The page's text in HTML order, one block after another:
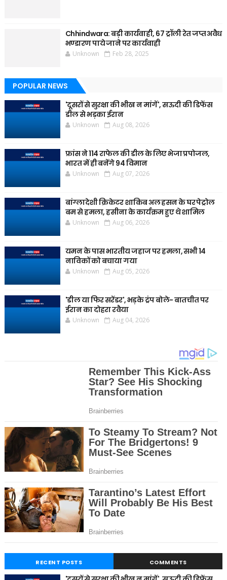
Chhindwara: बड़ी कार्यवाही, 67 ट्रॉली रेत जप्त अवैध
भण्डारण पाये जाने पर कार्यवाही
Unknown Feb 28, 2025
POPULAR NEWS
'दूसरों से सुरक्षा की भीख न मांगें', सऊदी की डिफेंस
डील से भड़का ईरान
Unknown Aug 08, 2026
फ्रांस ने 114 राफेल की डील के लिए भेजा प्रपोजल,
भारत में ही बनेंगे 94 विमान
Unknown Aug 07, 2026
बांग्लादेशी क्रिकेटर शाकिब अल हसन के घर पेट्रोल
बम से हमला, हसीना के कार्यक्रम हुए थे शामिल
Unknown Aug 06, 2026
यमन के पास भारतीय जहाज पर हमला, सभी 14
नाविकों को बचाया गया
Unknown Aug 05, 2026
'डील या फिर सरेंडर', भड़के ट्रंप बोले- बातचीत पर
ईरान का दोहरा रवैया
Unknown Aug 04, 2026
RECENT POSTS COMMENTS